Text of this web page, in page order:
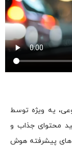
یه ویژه توسط
محتوای جذاب و
های پیشرفته هوش